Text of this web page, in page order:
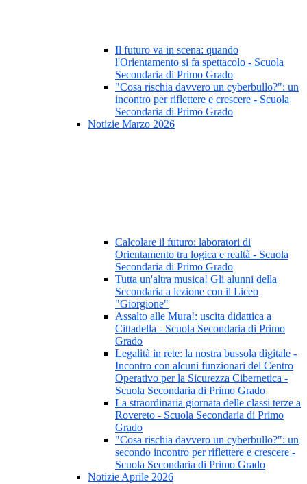
Il futuro va in scena: quando
l'Orientamento si fa spettacolo - Scuola
Secondaria di Primo Grado
"Cosa rischia davvero un cyberbullo?": un
incontro per riflettere e crescere - Scuola
Secondaria di Primo Grado
Notizie Marzo 2026
Calcolare il futuro: laboratori di
Orientamento tra logica e realtà - Scuola
Secondaria di Primo Grado
Tutta un'altra musica! Gli alunni della
Secondaria a lezione con il Liceo
"Giorgione"
Assalto alle Mura!: uscita didattica a
Cittadella - Scuola Secondaria di Primo
Grado
Legalità in rete: la nostra bussola digitale -
Incontro con alcuni funzionari del Centro
Operativo per la Sicurezza Cibernetica -
Scuola Secondaria di Primo Grado
La straordinaria giornata delle classi terze a
Rovereto - Scuola Secondaria di Primo
Grado
"Cosa rischia davvero un cyberbullo?": un
secondo incontro per riflettere e crescere -
Scuola Secondaria di Primo Grado
Notizie Aprile 2026